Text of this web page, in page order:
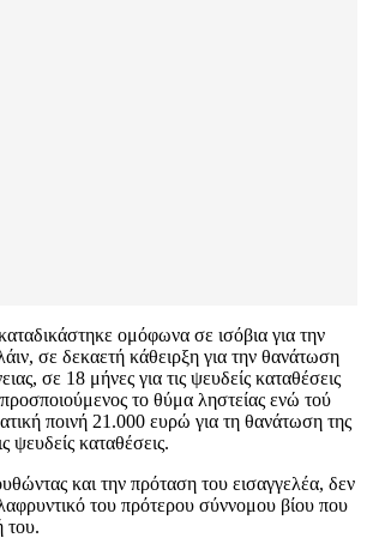
ομόφωνα σε ισόβια για την
σε δεκαετή κάθειρξη για την θανάτωση
σε 18 μήνες για τις ψευδείς καταθέσεις
προσποιούμενος το θύμα ληστείας ενώ τού
ποινή 21.000 ευρώ για τη θανάτωση της
ψευδείς καταθέσεις.
και την πρόταση του εισαγγελέα, δεν
του πρότερου σύννομου βίου που
του.